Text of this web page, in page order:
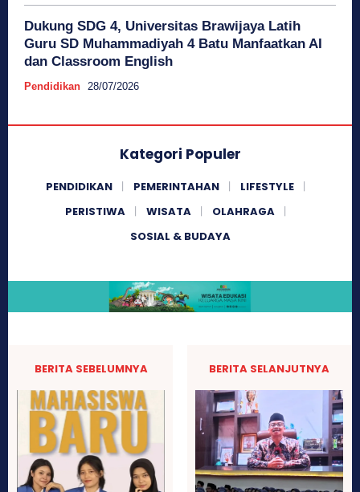
Dukung SDG 4, Universitas Brawijaya Latih
Guru SD Muhammadiyah 4 Batu Manfaatkan AI
dan Classroom English
Pendidikan 28/07/2026
Kategori Populer
PENDIDIKAN PEMERINTAHAN
LIFESTYLE
PERISTIWA
WISATA
OLAHRAGA
SOSIAL & BUDAYA
BERITA SEBELUMNYA BERITA SELANJUTNYA